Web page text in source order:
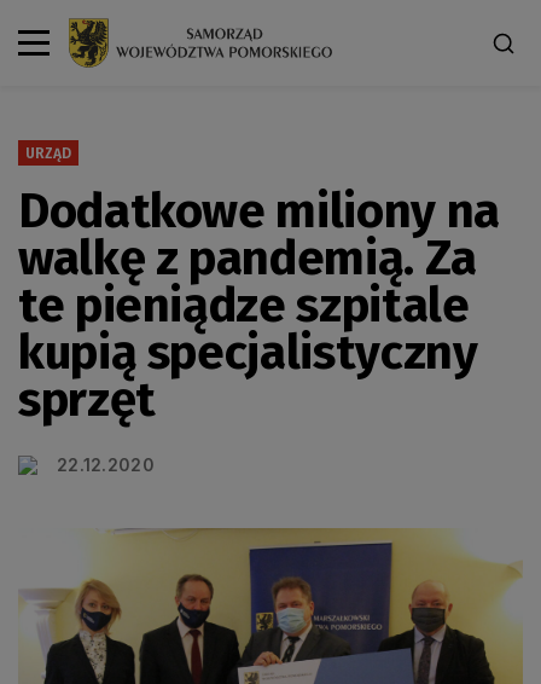
URZĄD
Dodatkowe miliony na
walkę z pandemią. Za
te pieniądze szpitale
kupią specjalistyczny
sprzęt
22.12.2020